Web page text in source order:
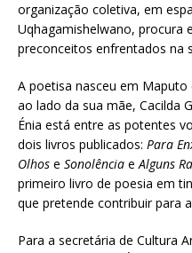
organização coletiva, em
Uqhagamishelwano, procura
preconceitos enfrentados na
A poetisa nasceu em Maputo
ao lado da sua mãe, Cacilda
Énia está entre as potentes
dois livros publicados: Para
Olhos e Sonolência e Alguns
primeiro livro de poesia em
que pretende contribuir para
Para a secretária de Cultura